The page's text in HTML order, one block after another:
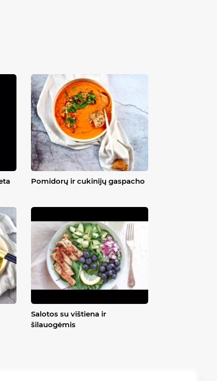
Pomidorų ir cukinijų gaspacho
Salotos su vištiena ir
šilauogėmis